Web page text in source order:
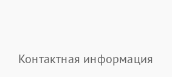
Контактная информация